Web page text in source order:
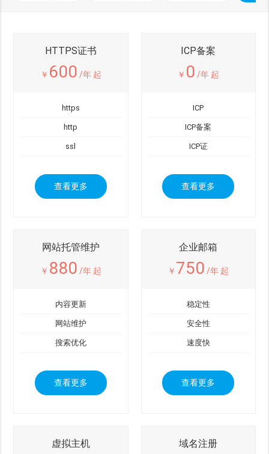
HTTPS证书
￥ 600 /年 起
https
http
ssl
查看更多
ICP备案
￥ 0 /年 起
ICP
ICP备案
ICP证
查看更多
网站托管维护
￥ 880 /年 起
内容更新
网站维护
搜索优化
查看更多
企业邮箱
￥ 750 /年 起
稳定性
安全性
速度快
查看更多
虚拟主机 域名注册